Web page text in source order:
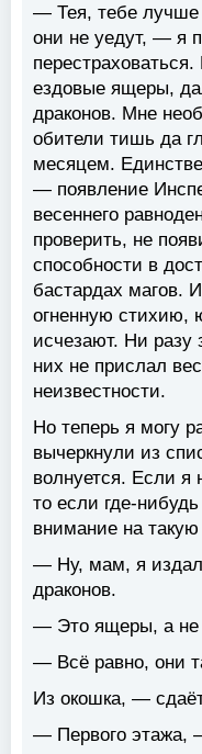
— Тея, тебе лучше
они не уедут, — я
ездовые ящеры,
драконов. Мне
обители тишь да
месяцем.
— появление
весеннего
проверить, не
способности в
бастардах магов.
огненную стихию,
исчезают. Ни разу
них не прислал
неизвестности.
Но теперь я могу
вычеркнули из
волнуется. Если я
то если где-
внимание на
— Ну, мам, я
драконов.
— Это ящеры, а не
— Всё равно, они
Из окошка, —
— Первого этажа,